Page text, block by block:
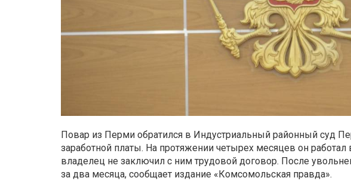
Повар из Перми обратился в Индустриальный районный суд
заработной платы. На протяжении четырех месяцев он
владелец не заключил с ним трудовой договор. После
за два месяца, сообщает издание «Комсомольская правда».